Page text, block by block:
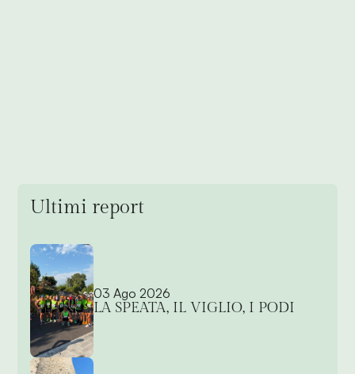
Ultimi report
03 Ago 2026
LA SPEATA, IL VIGLIO, I PODI